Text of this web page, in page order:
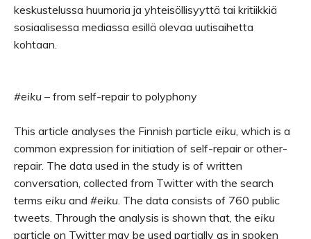
keskustelussa huumoria ja yhteisöllisyyttä tai kritiikkiä
sosiaalisessa mediassa esillä olevaa uutisaihetta
kohtaan.
#eiku – from self-repair to polyphony
This article analyses the Finnish particle eiku, which is a
common expression for initiation of self-repair or other-
repair. The data used in the study is of written
conversation, collected from Twitter with the search
terms eiku and #eiku. The data consists of 760 public
tweets. Through the analysis is shown that, the eiku
particle on Twitter may be used partially as in spoken